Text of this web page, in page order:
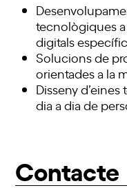
tecnològiques
digitals
Solucions de
orientades a la
Disseny
dia a dia de
Contacte